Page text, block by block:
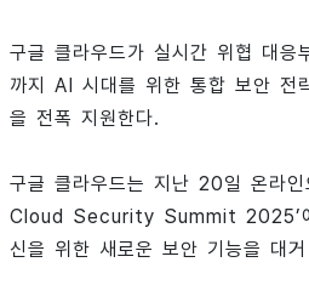
구글 클라우드가 실시간 위협 대응
까지 AI 시대를 위한 통합 보안 전
을 전폭 지원한다.
구글 클라우드는 지난 20일 온라
Cloud Security Summit 2025’
신을 위한 새로운 보안 기능을 대